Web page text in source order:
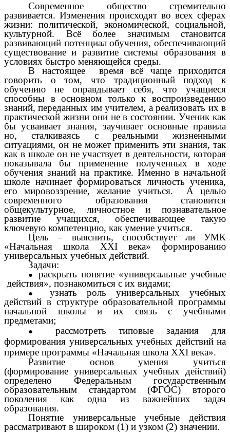
Современное общество стремительно
развивается. Изменения происходят во всех сферах
жизни: политической, экономической, социальной,
культурной. Всё более значимым становится
развивающий потенциал обучения, обеспечивающий
существование и развитие системы образования в
условиях быстро меняющейся среды.
В настоящее время всё чаще приходится
говорить о том, что традиционный подход к
обучению не оправдывает себя, что учащиеся
способны в основном только к воспроизведению
знаний, переданных им учителем, а реализовать их в
практической жизни они не в состоянии. Ученик как
бы усваивает знания, заучивает основные правила
но, сталкиваясь с реальными жизненными
ситуациями, он не может применить эти знания, так
как в школе он не участвует в деятельности, которая
показывала бы применение полученных в ходе
обучения знаний на практике. Именно в начальной
школе начинает формироваться личность ученика,
его мировоззрение, желание учиться. А целью
современного образования становится
общекультурное, личностное и познавательное
развитие учащихся, обеспечивающее такую
ключевую компетенцию, как умение учиться.
Цель – выяснить, способствует ли УМК
«Начальная школа XXI века» формированию
универсальных учебных действий.
Задачи:
раскрыть понятие «универсальные учебные
действия», познакомиться с их видами;
узнать роль универсальных учебных
действий в структуре образовательной программы
начальной школы и их связь с учебными
предметами;
рассмотреть типовые задания для
формирования универсальных учебных действий на
примере программы «Начальная школа XXI века».
Развитие основ умения учиться
(формирование универсальных учебных действий)
определено Федеральным государственным
образовательным стандартом (ФГОС) второго
поколения как одна из важнейших задач
образования.
Понятие универсальные учебные действия
рассматривают в широком (1) и узком (2) значении.